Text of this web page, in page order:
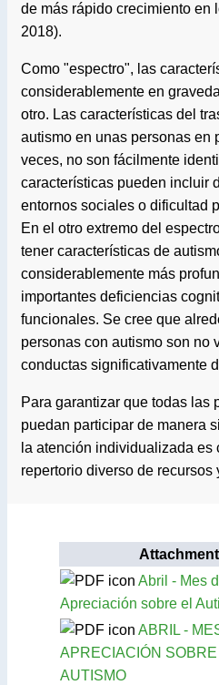
de más rápido crecimiento en
2018).
Como "espectro", las
considerablemente en
otro. Las características del
autismo en unas personas en
veces, no son fácilmente
características pueden incluir
entornos sociales o dificultad
En el otro extremo del
tener características de
considerablemente más
importantes deficiencias
funcionales. Se cree que
personas con autismo son no
conductas significativamente
Para garantizar que todas las
puedan participar de manera
la atención individualizada es
repertorio diverso de recursos
Attachment
Abril - Mes
Apreciación sobre el
ABRIL -
APRECIACIÓN SOBRE
AUTISMO